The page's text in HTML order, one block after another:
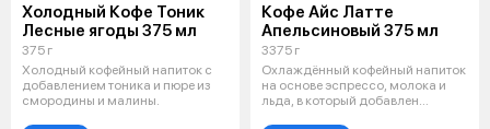
Холодный Кофе Тоник
Лесные ягоды 375 мл
375 г
Холодный кофейный напиток с
добавлением тоника и пюре из
смородины и малины.
Кофе Айс Латте
Апельсиновый 375 мл
3375 г
Охлаждённый кофейный напиток
на основе эспрессо, молока и
льда, в который добавлен